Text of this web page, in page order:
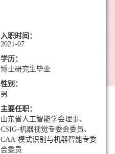
入职时间：
2021-07
学历：
博士研究生毕业
性别：
男
主要任职：
山东省人工智能学会理事、
CSIG-机器视觉专委会委员、
CAA-模式识别与机器智能专委
会委员